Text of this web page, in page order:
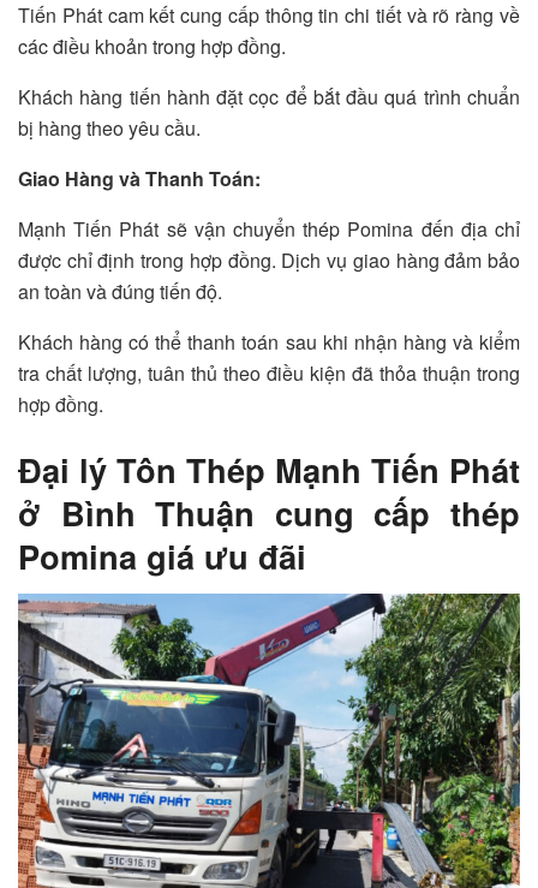
Tiến Phát cam kết cung cấp thông tin chi tiết và rõ ràng về
các điều khoản trong hợp đồng.
Khách hàng tiến hành đặt cọc để bắt đầu quá trình chuẩn
bị hàng theo yêu cầu.
Giao Hàng và Thanh Toán:
Mạnh Tiến Phát sẽ vận chuyển thép Pomina đến địa chỉ
được chỉ định trong hợp đồng. Dịch vụ giao hàng đảm bảo
an toàn và đúng tiến độ.
Khách hàng có thể thanh toán sau khi nhận hàng và kiểm
tra chất lượng, tuân thủ theo điều kiện đã thỏa thuận trong
hợp đồng.
Đại lý Tôn Thép Mạnh Tiến Phát
ở Bình Thuận cung cấp thép
Pomina giá ưu đãi